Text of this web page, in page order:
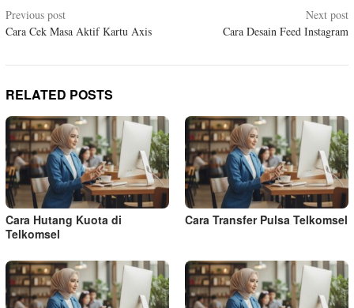
Post
navigation
Previous post
Cara Cek Masa Aktif Kartu Axis
Next post
Cara Desain Feed Instagram
RELATED POSTS
Cara Hutang Kuota di
Telkomsel
Cara Transfer Pulsa Telkomsel